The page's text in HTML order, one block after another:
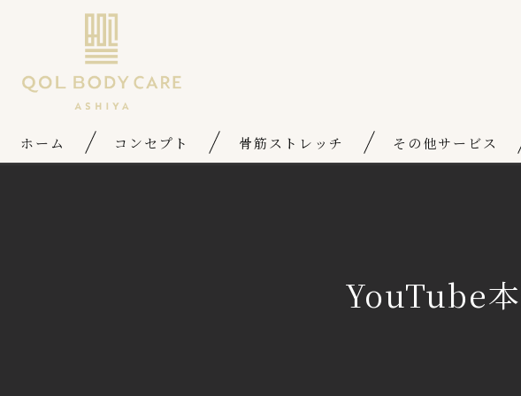
ホーム コンセプト 骨筋ストレッチ その他サービス
YouTube